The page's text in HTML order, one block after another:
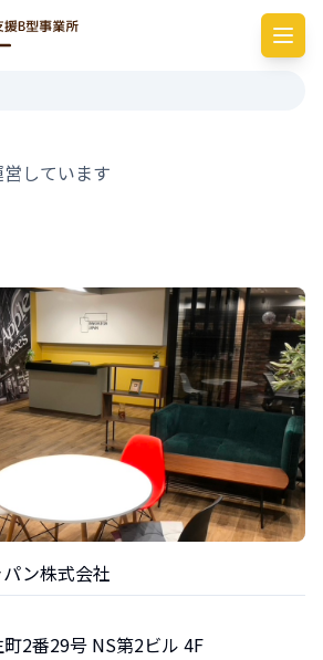
しています
ン株式会社
2番29号 NS第2ビル 4F